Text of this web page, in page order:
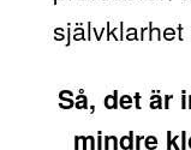
Så, det är
mindre